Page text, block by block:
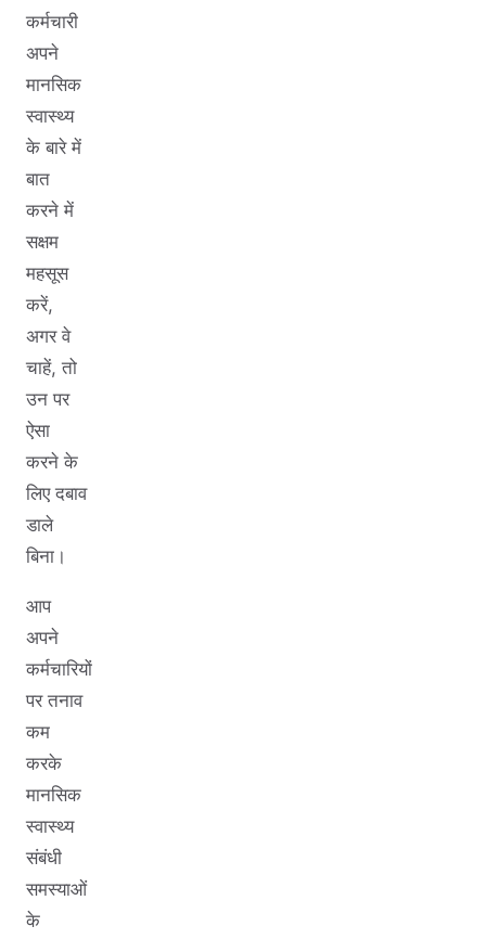
कर्मचारी
अपने
मानसिक
स्वास्थ्य
के बारे में
बात
करने में
सक्षम
महसूस
करें,
अगर वे
चाहें, तो
उन पर
ऐसा
करने के
लिए दबाव
डाले
बिना।
आप
अपने
कर्मचारियों
पर तनाव
कम
करके
मानसिक
स्वास्थ्य
संबंधी
समस्याओं
के